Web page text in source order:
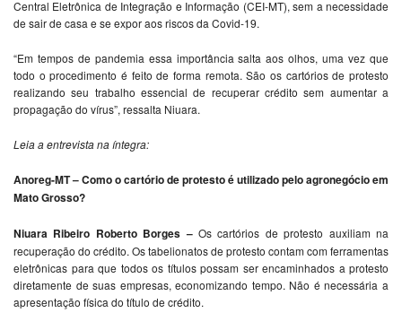
Central Eletrônica de Integração e Informação (CEI-MT), sem a necessidade
de sair de casa e se expor aos riscos da Covid-19.
“Em tempos de pandemia essa importância salta aos olhos, uma vez que
todo o procedimento é feito de forma remota. São os cartórios de protesto
realizando seu trabalho essencial de recuperar crédito sem aumentar a
propagação do vírus”, ressalta Niuara.
Leia a entrevista na íntegra:
Anoreg-MT – Como o cartório de protesto é utilizado pelo agronegócio em
Mato Grosso?
Niuara Ribeiro Roberto Borges –Os cartórios de protesto auxiliam na
recuperação do crédito. Os tabelionatos de protesto contam com ferramentas
eletrônicas para que todos os títulos possam ser encaminhados a protesto
diretamente de suas empresas, economizando tempo. Não é necessária a
apresentação física do título de crédito.